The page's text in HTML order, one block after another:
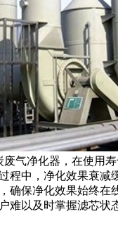
气净化器，在使用
程中，净化效果衰
确保净化效果始终
难以及时掌握滤芯状